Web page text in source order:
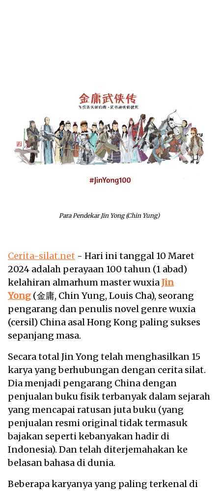
Para Pendekar Jin Yong (Chin Yung)
Cerita-silat.net - Hari ini tanggal 10 Maret
2024 adalah perayaan 100 tahun (1 abad)
kelahiran almarhum master wuxiaJin
Yong (金庸, Chin Yung, Louis Cha), seorang
pengarang dan penulis novel genre wuxia
(cersil) China asal Hong Kong paling sukses
sepanjang masa.
Secara total Jin Yong telah menghasilkan 15
karya yang berhubungan dengan cerita silat.
Dia menjadi pengarang China dengan
penjualan buku fisik terbanyak dalam sejarah
yang mencapai ratusan juta buku (yang
penjualan resmi original tidak termasuk
bajakan seperti kebanyakan hadir di
Indonesia). Dan telah diterjemahakan ke
belasan bahasa di dunia.
Beberapa karyanya yang paling terkenal di